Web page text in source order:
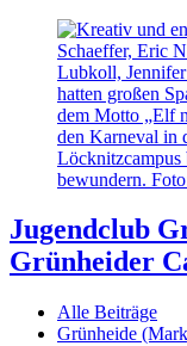
Jugendclub
Grünheider
Alle Beiträge
Grünheide